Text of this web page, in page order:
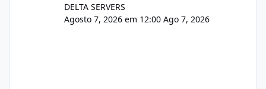
DELTA SERVERS
Agosto 7, 2026 em 12:00 Ago 7, 2026